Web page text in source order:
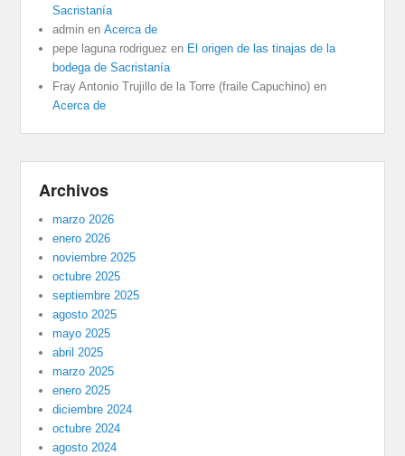
Sacristanía
admin enAcerca de
pepe laguna rodriguez en El origen de las tinajas de la
bodega de Sacristanía
Fray Antonio Trujillo de la Torre (fraile Capuchino) en
Acerca de
Archivos
marzo 2026
enero 2026
noviembre 2025
octubre 2025
septiembre 2025
agosto 2025
mayo 2025
abril 2025
marzo 2025
enero 2025
diciembre 2024
octubre 2024
agosto 2024